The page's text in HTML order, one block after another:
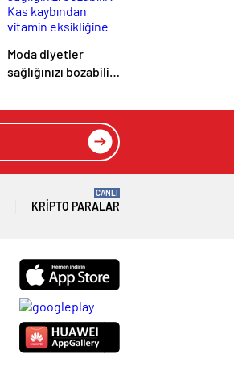
Moda diyetler
sağlığınızı bozabilir!
vitamin eksikliğine
bakın nelere yol
KRIPTO PARALAR
CANLI